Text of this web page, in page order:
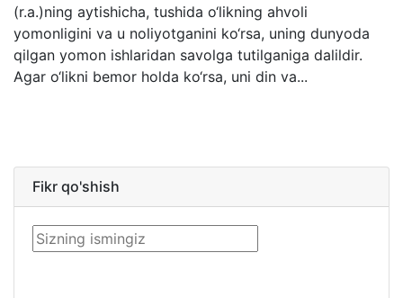
(r.a.)ning aytishicha, tushida o‘likning ahvoli
yomonligini va u noliyotganini ko‘rsa, uning dunyoda
qilgan yomon ishlaridan savolga tutilganiga dalildir.
Agar o‘likni bemor holda ko‘rsa, uni din va...
Fikr qo'shish